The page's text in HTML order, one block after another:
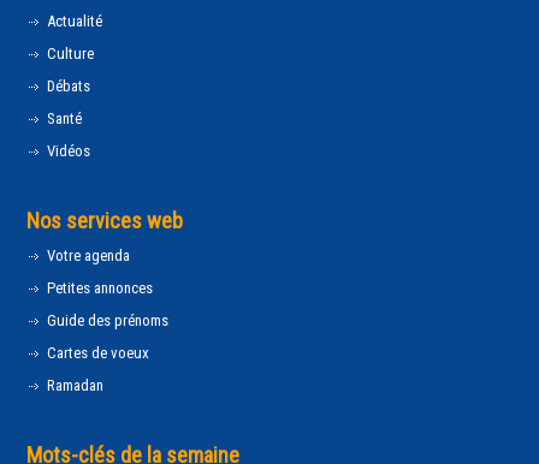
Actualité
Culture
Débats
Santé
Vidéos
Nos services web
Votre agenda
Petites annonces
Guide des prénoms
Cartes de voeux
Ramadan
Mots-clés de la semaine